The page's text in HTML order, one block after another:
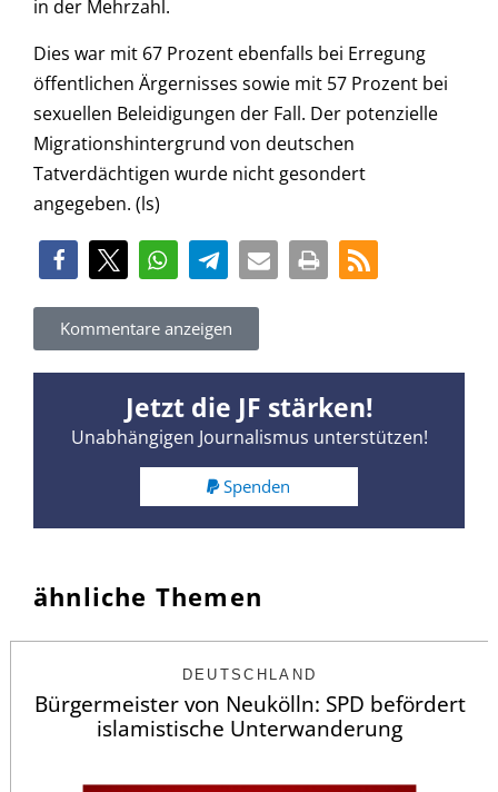
in der Mehrzahl.
Dies war mit 67 Prozent ebenfalls bei Erregung
öffentlichen Ärgernisses sowie mit 57 Prozent bei
sexuellen Beleidigungen der Fall. Der potenzielle
Migrationshintergrund von deutschen
Tatverdächtigen wurde nicht gesondert
angegeben. (ls)
Kommentare anzeigen
Jetzt die JF stärken!
Unabhängigen Journalismus unterstützen!
Spenden
ähnliche Themen
DEUTSCHLAND
Bürgermeister von Neukölln: SPD befördert
islamistische Unterwanderung